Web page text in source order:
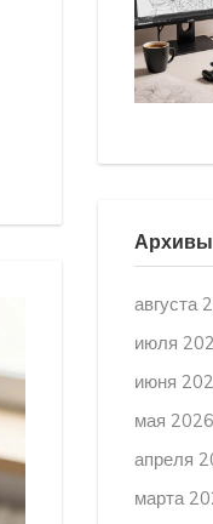
Архивы
августа
июля
июня
мая 2026
апреля
марта